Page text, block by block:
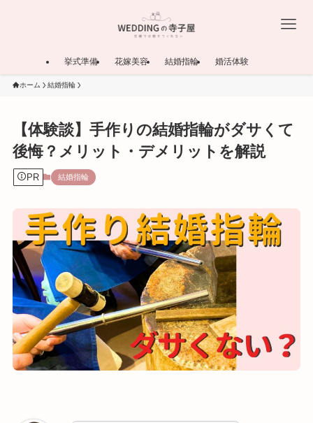
挙式準備 花嫁美容 結婚指輪 婚活体験
ホーム 結婚指輪
【体験談】手作りの結婚指輪がダサくて
後悔？メリット・デメリットを解説
PR 結婚指輪